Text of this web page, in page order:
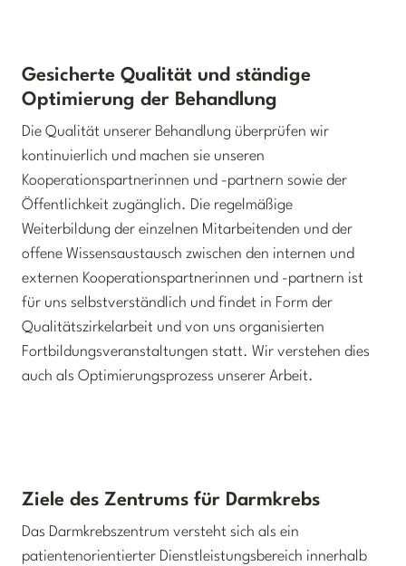
Gesicherte Qualität und ständige
Optimierung der Behandlung
Die Qualität unserer Behandlung überprüfen wir
kontinuierlich und machen sie unseren
Kooperationspartnerinnen und -partnern sowie der
Öffentlichkeit zugänglich. Die regelmäßige
Weiterbildung der einzelnen Mitarbeitenden und der
offene Wissensaustausch zwischen den internen und
externen Kooperationspartnerinnen und -partnern ist
für uns selbstverständlich und findet in Form der
Qualitätszirkelarbeit und von uns organisierten
Fortbildungsveranstaltungen statt. Wir verstehen dies
auch als Optimierungsprozess unserer Arbeit.
Ziele des Zentrums für Darmkrebs
Das Darmkrebszentrum versteht sich als ein
patientenorientierter Dienstleistungsbereich innerhalb